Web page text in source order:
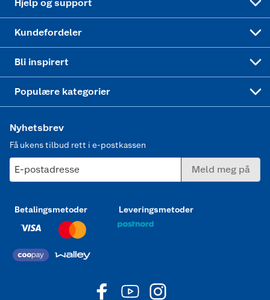
Hjelp og support
Kundefordeler
Bli inspirert
Populære kategorier
Nyhetsbrev
Få ukens tilbud rett i e-postkassen
E-postadresse Meld meg på
Betalingsmetoder Leveringsmetoder